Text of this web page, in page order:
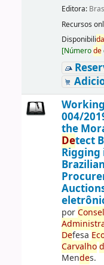
Editora:
Recursos
Disponibilida
[Númerode
004/
the
Detect
Rigging
Brazilian
por
Defesa
Carvalho
Mendes.